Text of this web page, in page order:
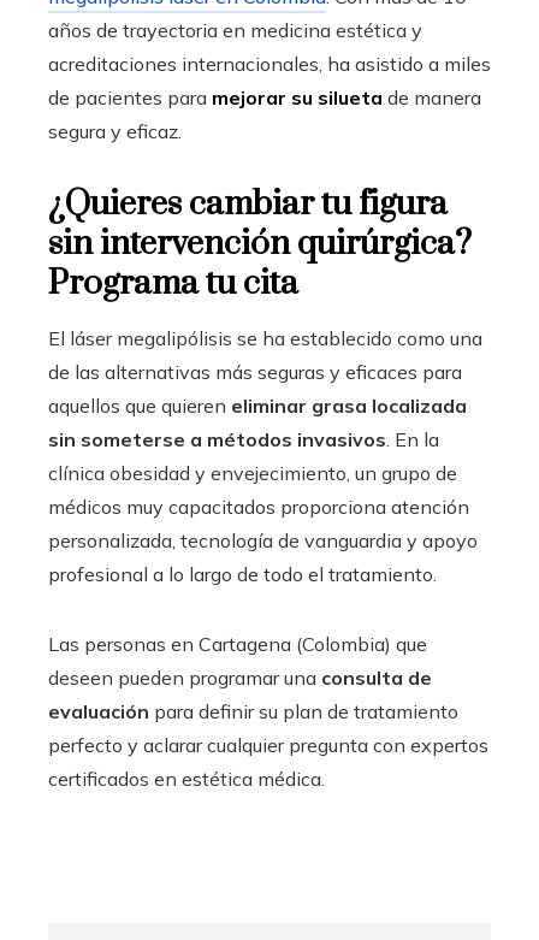
años de trayectoria en medicina estética y
acreditaciones internacionales, ha asistido a miles
de pacientes para mejorar su silueta de manera
segura y eficaz.
¿Quieres cambiar tu figura
sin intervención quirúrgica?
Programa tu cita
El láser megalipólisis se ha establecido como una
de las alternativas más seguras y eficaces para
aquellos que quieren eliminar grasa localizada
sin someterse a métodos invasivos . En la
clínica obesidad y envejecimiento, un grupo de
médicos muy capacitados proporciona atención
personalizada, tecnología de vanguardia y apoyo
profesional a lo largo de todo el tratamiento.
Las personas en Cartagena (Colombia) que
deseen pueden programar una consulta de
evaluación para definir su plan de tratamiento
perfecto y aclarar cualquier pregunta con expertos
certificados en estética médica.